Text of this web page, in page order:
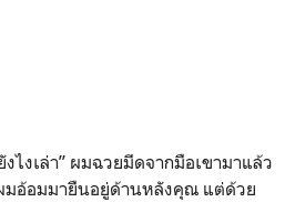
งไงเล่า” ผมฉวยมีดจากมือเขามาแล้ว
มอ้อมมายืนอยู่ด้านหลังคุณ แต่ด้วย